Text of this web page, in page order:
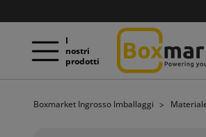
I
nostri
prodotti
Boxmarket Ingrosso Imballaggi